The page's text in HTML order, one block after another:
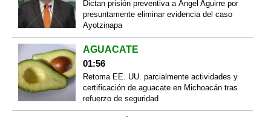
Dictan prisión preventiva a Ángel Aguirre por
presuntamente eliminar evidencia del caso
Ayotzinapa
AGUACATE
01:56
Retoma EE. UU. parcialmente actividades y
certificación de aguacate en Michoacán tras
refuerzo de seguridad